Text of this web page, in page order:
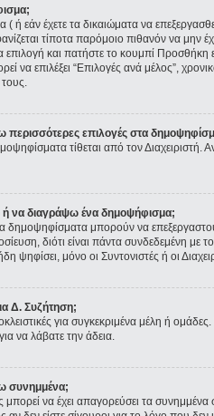
( ή εάν έχετε τα δικαιώματα να
τίποτα παρόμοιο πιθανόν να μην
και πατήστε το κουμπί Προσθήκη
να επιλέξει “Επιλογές ανά μέλος”,
τους.
περισσότερες επιλογές στα
τίθεται από τον Διαχειριστή.
να διαγράψω ένα δημοψήφισμα;
μπορούν να
διότι είναι πάντα συνδεδεμένη
ψηφίσει, μόνο οι Συντονιστές ή οι
Δ. Συζήτηση;
για συγκεκριμένα μέλη ή
να λάβατε την άδεια.
συνημμένα;
μπορεί να έχει απαγορεύσει τα